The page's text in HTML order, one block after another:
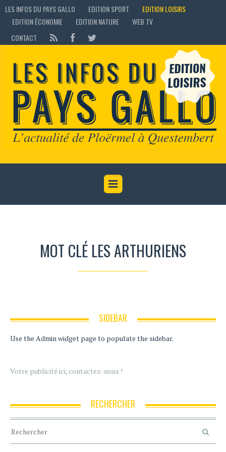
LES INFOS DU PAYS GALLO EDITION SPORT
EDITION LOISIRS
EDITION ÉCONOMIE
EDITION NATURE
WEB TV
CONTACT
MOT CLÉ LES ARTHURIENS
SIDEBAR
Use the Admin widget page to populate the sidebar.
Votre publicité ici, contactez-nous !
RECHERCHER